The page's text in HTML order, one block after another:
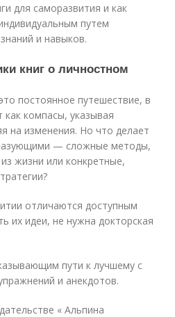
для саморазвития и как
путем
и навыков.
книг о личностном
постоянное путешествие, в
как компасы, указывая
на изменения. Но что делает
— сложные методы,
жизни или конкретные,
отличаются доступным
их идеи, не нужна докторская
пути к лучшему с
и анекдотов.
« Альпина